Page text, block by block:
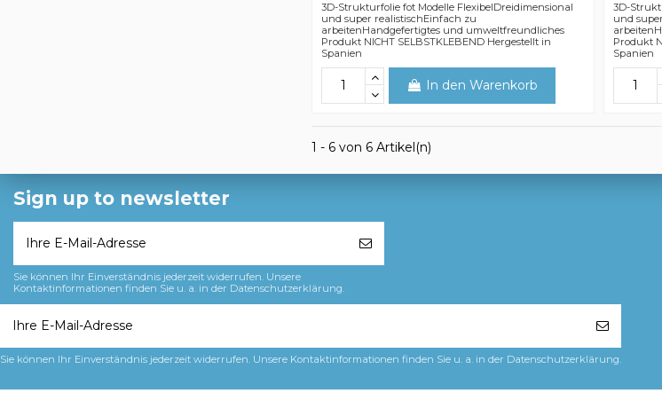
3D-Strukturfolie fot Modelle FlexibelDreidimensional
und super realistischEinfach zu
arbeitenHandgefertigtes und umweltfreundliches
Produkt NICHT SELBSTKLEBEND Hergestellt in
Spanien
In den Warenkorb
3D-
und
Produkt
Spanien
1 - 6 von 6 Artikel(n)
Sign up to newsletter
Sie können Ihr Einverständnis jederzeit widerrufen. Unsere
Kontaktinformationen finden Sie u. a. in der Datenschutzerklärung.
Sie können Ihr Einverständnis jederzeit widerrufen. Unsere Kontaktinformationen finden Sie u. a. in der Datenschutzerklärung.